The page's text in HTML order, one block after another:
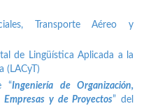
Transporte Aéreo y
de Lingüística Aplicada a la
(LACyT)
“Ingeniería de Organización,
Empresas y de Proyectos” del